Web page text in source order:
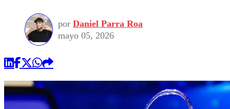
Seleccion Chilena
Torneo Internacional
Universidad de Chile
Economía
Internacional
Sustentabilidad
Publicaciones en medios
Opinión
por Daniel Parra Roa
mayo 05, 2026